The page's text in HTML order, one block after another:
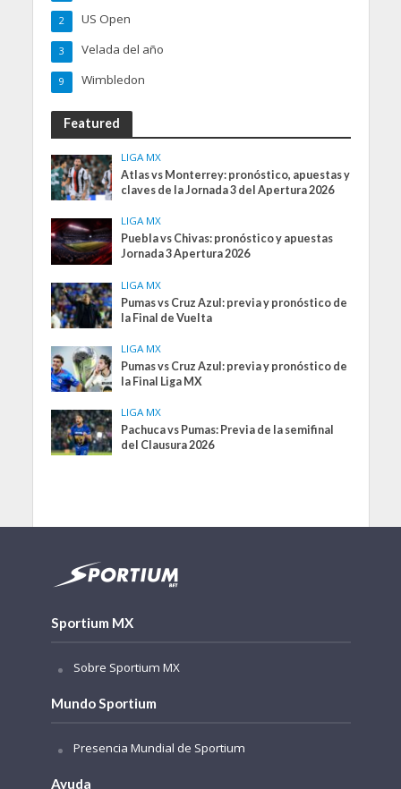
US Open
2
Velada del año
3
Wimbledon
9
Featured
LIGA MX
Atlas vs Monterrey: pronóstico, apuestas y
claves de la Jornada 3 del Apertura 2026
LIGA MX
Puebla vs Chivas: pronóstico y apuestas
Jornada 3 Apertura 2026
LIGA MX
Pumas vs Cruz Azul: previa y pronóstico de
la Final de Vuelta
LIGA MX
Pumas vs Cruz Azul: previa y pronóstico de
la Final Liga MX
LIGA MX
Pachuca vs Pumas: Previa de la semifinal
del Clausura 2026
Sportium MX
Sobre Sportium MX
Mundo Sportium
Presencia Mundial de Sportium
Ayuda